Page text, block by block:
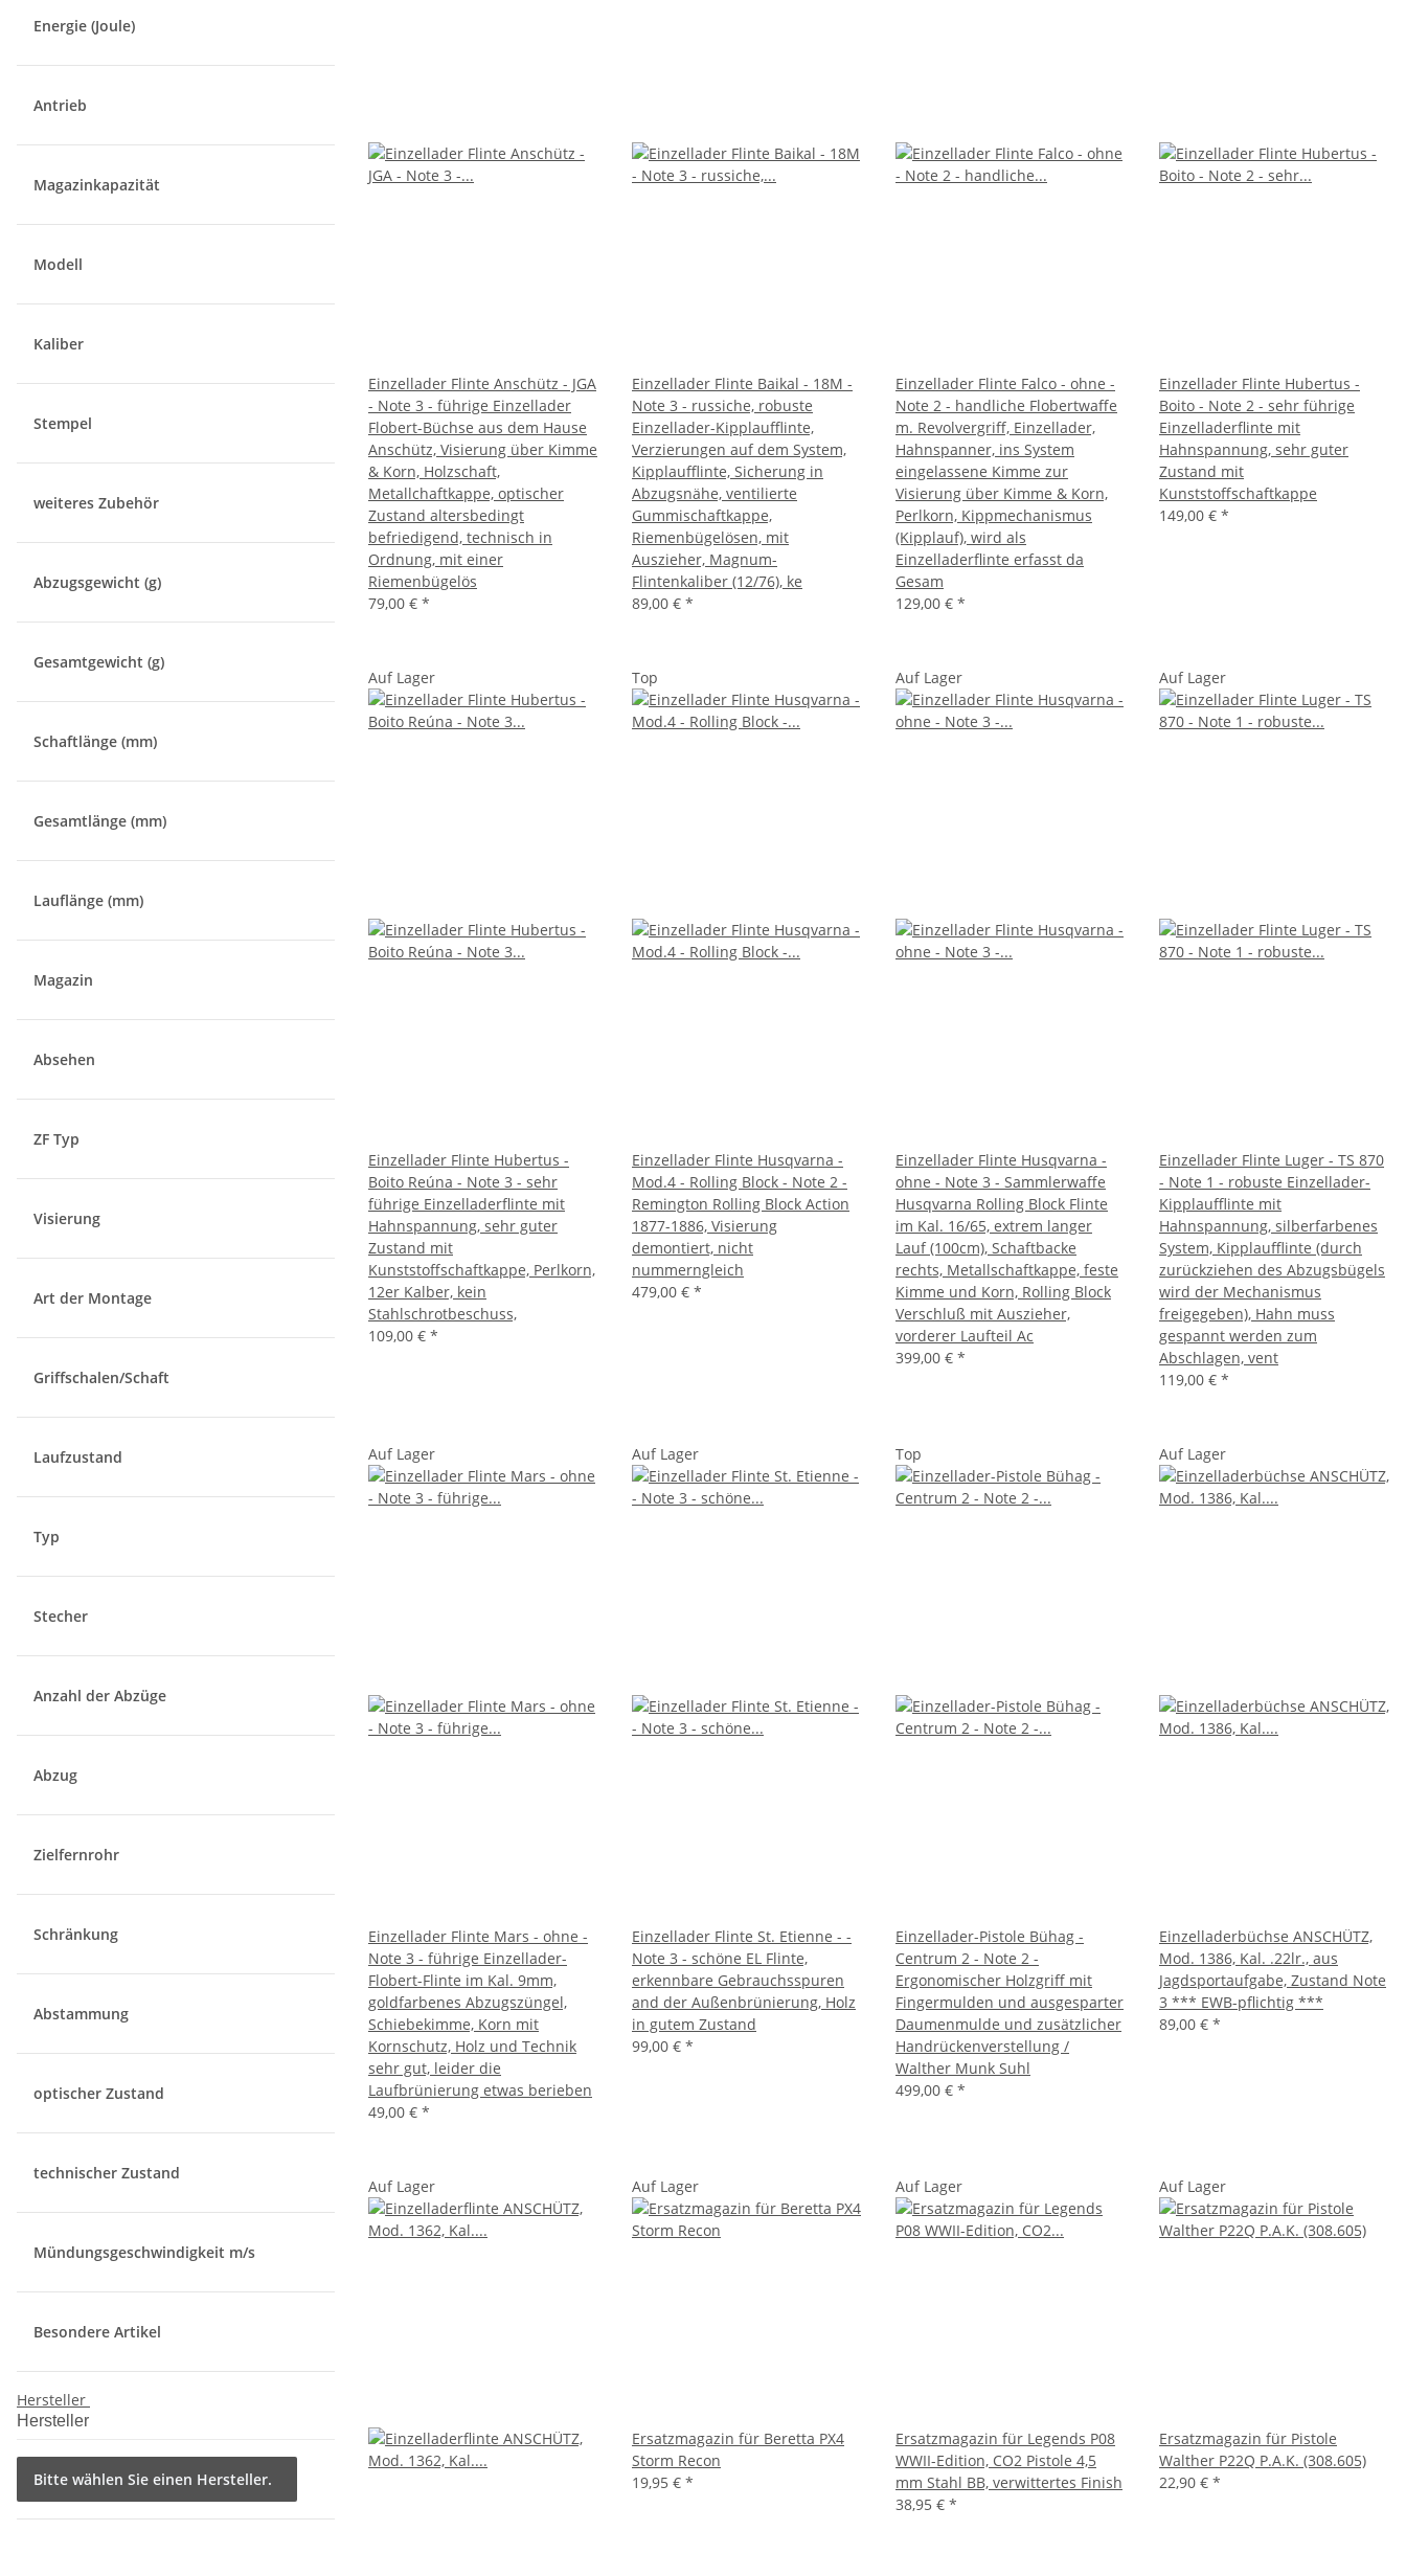
Einzellader Flinte Anschütz - JGA
- Note 3 - führige Einzellader
Flobert-Büchse aus dem Hause
Anschütz, Visierung über Kimme
& Korn, Holzschaft,
Metallchaftkappe, optischer
Zustand altersbedingt
befriedigend, technisch in
Ordnung, mit einer
Riemenbügelös
79,00 € *
Einzellader Flinte Baikal - 18M -
Note 3 - russiche, robuste
Einzellader-Kipplaufflinte,
Verzierungen auf dem System,
Kipplaufflinte, Sicherung in
Abzugsnähe, ventilierte
Gummischaftkappe,
Riemenbügelösen, mit
Auszieher, Magnum-
Flintenkaliber (12/76), ke
89,00 € *
Einzellader Flinte Falco - ohne -
Note 2 - handliche Flobertwaffe
m. Revolvergriff, Einzellader,
Hahnspanner, ins System
eingelassene Kimme zur
Visierung über Kimme & Korn,
Perlkorn, Kippmechanismus
(Kipplauf), wird als
Einzelladerflinte erfasst da
Gesam
129,00 € *
Einzellader Flinte Hubertus -
Boito - Note 2 - sehr führige
Einzelladerflinte mit
Hahnspannung, sehr guter
Zustand mit
Kunststoffschaftkappe
149,00 € *
Auf Lager
Einzellader Flinte Hubertus -
Boito Reúna - Note 3 - sehr
führige Einzelladerflinte mit
Hahnspannung, sehr guter
Zustand mit
Kunststoffschaftkappe, Perlkorn,
12er Kalber, kein
Stahlschrotbeschuss,
109,00 € *
Top
Einzellader Flinte Husqvarna -
Mod.4 - Rolling Block - Note 2 -
Remington Rolling Block Action
1877-1886, Visierung
demontiert, nicht
nummerngleich
479,00 € *
Auf Lager
Einzellader Flinte Husqvarna -
ohne - Note 3 - Sammlerwaffe
Husqvarna Rolling Block Flinte
im Kal. 16/65, extrem langer
Lauf (100cm), Schaftbacke
rechts, Metallschaftkappe, feste
Kimme und Korn, Rolling Block
Verschluß mit Auszieher,
vorderer Laufteil Ac
399,00 € *
Auf Lager
Einzellader Flinte Luger - TS 870
- Note 1 - robuste Einzellader-
Kipplaufflinte mit
Hahnspannung, silberfarbenes
System, Kipplaufflinte (durch
zurückziehen des Abzugsbügels
wird der Mechanismus
freigegeben), Hahn muss
gespannt werden zum
Abschlagen, vent
119,00 € *
Auf Lager
Einzellader Flinte Mars - ohne -
Note 3 - führige Einzellader-
Flobert-Flinte im Kal. 9mm,
goldfarbenes Abzugszüngel,
Schiebekimme, Korn mit
Kornschutz, Holz und Technik
sehr gut, leider die
Laufbrünierung etwas berieben
49,00 € *
Auf Lager
Einzellader Flinte St. Etienne - -
Note 3 - schöne EL Flinte,
erkennbare Gebrauchsspuren
and der Außenbrünierung, Holz
in gutem Zustand
99,00 € *
Top
Einzellader-Pistole Bühag -
Centrum 2 - Note 2 -
Ergonomischer Holzgriff mit
Fingermulden und ausgesparter
Daumenmulde und zusätzlicher
Handrückenverstellung /
Walther Munk Suhl
499,00 € *
Auf Lager
Einzelladerbüchse ANSCHÜTZ,
Mod. 1386, Kal. .22lr., aus
Jagdsportaufgabe, Zustand Note
3 *** EWB-pflichtig ***
89,00 € *
Auf Lager Auf Lager
Ersatzmagazin für Beretta PX4
Storm Recon
19,95 € *
Auf Lager
Ersatzmagazin für Legends P08
WWII-Edition, CO2 Pistole 4,5
mm Stahl BB, verwittertes Finish
38,95 € *
Auf Lager
Ersatzmagazin für Pistole
Walther P22Q P.A.K. (308.605)
22,90 € *
Energie (Joule)
Antrieb
Magazinkapazität
Modell
Kaliber
Stempel
weiteres Zubehör
Abzugsgewicht (g)
Gesamtgewicht (g)
Schaftlänge (mm)
Gesamtlänge (mm)
Lauflänge (mm)
Magazin
Absehen
ZF Typ
Visierung
Art der Montage
Griffschalen/Schaft
Laufzustand
Typ
Stecher
Anzahl der Abzüge
Abzug
Zielfernrohr
Schränkung
Abstammung
optischer Zustand
technischer Zustand
Mündungsgeschwindigkeit m/s
Besondere Artikel
Hersteller
Hersteller
Bitte wählen Sie einen Hersteller.